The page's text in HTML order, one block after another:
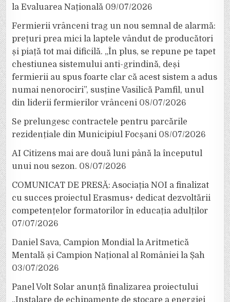
la Evaluarea Națională 09/07/2026
Fermierii vrânceni trag un nou semnal de alarmă:
prețuri prea mici la laptele vândut de producători
și piață tot mai dificilă. „În plus, se repune pe tapet
chestiunea sistemului anti-grindină, deși
fermierii au spus foarte clar că acest sistem a adus
numai nenorociri”, susține Vasilică Pamfil, unul
din liderii fermierilor vrânceni 08/07/2026
Se prelungesc contractele pentru parcările
rezidențiale din Municipiul Focșani 08/07/2026
AI Citizens mai are două luni până la începutul
unui nou sezon. 08/07/2026
COMUNICAT DE PRESĂ: Asociația NOI a finalizat
cu succes proiectul Erasmus+ dedicat dezvoltării
competențelor formatorilor în educația adulților
07/07/2026
Daniel Sava, Campion Mondial la Aritmetică
Mentală și Campion Național al României la Șah
03/07/2026
Panel Volt Solar anunță finalizarea proiectului
„Instalare de echipamente de stocare a energiei